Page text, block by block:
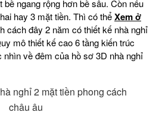
ngang rộng hơn bề sâu. Còn nếu
hay 3 mặt tiền. Thì có thểXem ở
cách đây 2 năm có thiết kế nhà nghỉ
mô thiết kế cao 6 tầng kiến trúc
nhìn về đêm của hồ sơ 3D nhà nghỉ